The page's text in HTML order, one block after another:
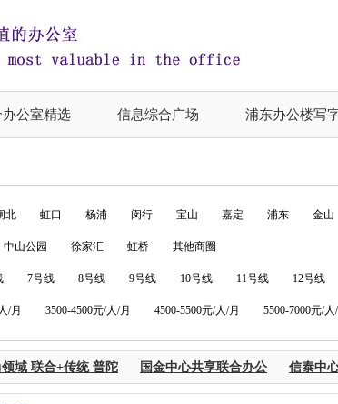
办公室精选 信息综合广场 浦东办公楼写
北 虹口 杨浦 闵行 宝山 嘉定 浦东 金山
中山公园 徐家汇 虹桥 其他商圈
7号线 8号线 9号线 10号线 11号线 12号线
/月 3500-4500元/人/月 4500-5500元/人/月 5500-7000元/人
域 联合+传统 普陀 国金中心共享联合办公 信泰中心